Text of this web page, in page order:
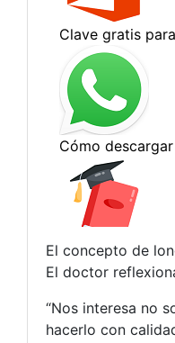
El concepto de
El doctor
“Nos interesa no
hacerlo con